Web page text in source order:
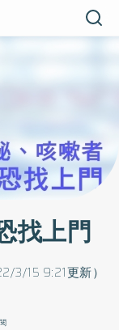
找上門
3/15 9:21更新）